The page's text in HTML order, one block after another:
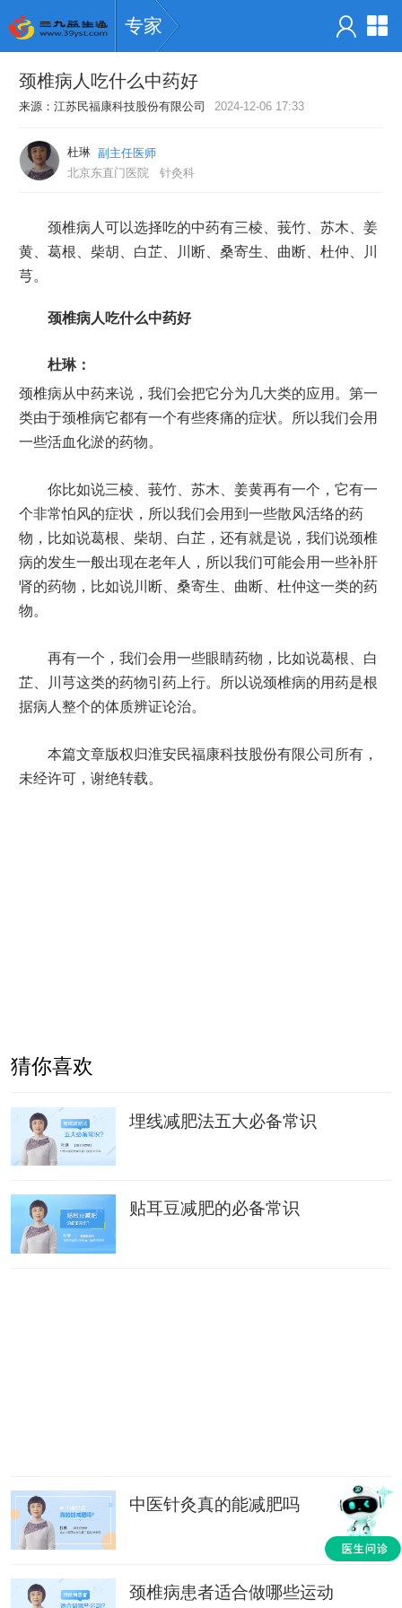
专家
颈椎病人吃什么中药好
来源： 江苏民福康科技股份有限公司 2024-12-06 17:33
杜琳 副主任医师
北京东直门医院
针灸科
颈椎病人可以选择吃的中药有三棱、莪竹、苏木、姜
黄、葛根、柴胡、白芷、川断、桑寄生、曲断、杜仲、川
芎。
颈椎病人吃什么中药好
杜琳：
颈椎病从中药来说，我们会把它分为几大类的应用。第一
类由于颈椎病它都有一个有些疼痛的症状。所以我们会用
一些活血化淤的药物。
你比如说三棱、莪竹、苏木、姜黄再有一个，它有一
个非常怕风的症状，所以我们会用到一些散风活络的药
物，比如说葛根、柴胡、白芷，还有就是说，我们说颈椎
病的发生一般出现在老年人，所以我们可能会用一些补肝
肾的药物，比如说川断、桑寄生、曲断、杜仲这一类的药
物。
再有一个，我们会用一些眼睛药物，比如说葛根、白
芷、川芎这类的药物引药上行。所以说颈椎病的用药是根
据病人整个的体质辨证论治。
本篇文章版权归淮安民福康科技股份有限公司所有，
未经许可，谢绝转载。
猜你喜欢
埋线减肥法五大必备常识
贴耳豆减肥的必备常识
中医针灸真的能减肥吗
颈椎病患者适合做哪些运动